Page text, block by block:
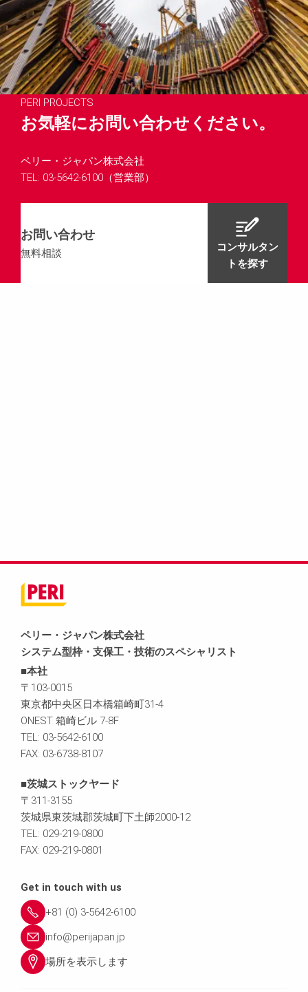
PERI PROJECTS
お気軽にお問い合わせください。
ペリー・ジャパン株式会社
TEL: 03-5642-6100（営業部）
お問い合わせ
無料相談
コンサルタン
トを探す
ペリー・ジャパン株式会社
システム型枠・支保工・技術のスペシャリスト
■本社
〒103-0015
東京都中央区日本橋箱崎町31-4
ONEST 箱崎ビル 7-8F
TEL: 03-5642-6100
FAX: 03-6738-8107
■茨城ストックヤード
〒311-3155
茨城県東茨城郡茨城町下土師2000-12
TEL: 029-219-0800
FAX: 029-219-0801
Get in touch with us
+81 (0) 3-5642-6100
info@perijapan.jp
場所を表示します